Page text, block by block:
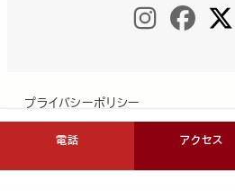
INSTAGRAM
プライバシーポリシー
Copyright © COCON NIKKO
電話 アクセス